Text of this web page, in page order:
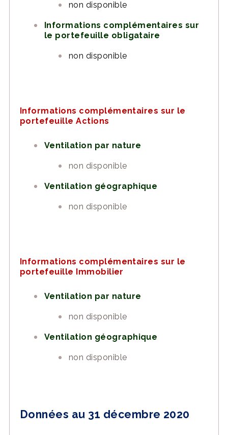
non disponible
Informations complémentaires sur
le portefeuille obligataire
non disponible
Informations complémentaires sur le
portefeuille Actions
Ventilation par nature
non disponible
Ventilation géographique
non disponible
Informations complémentaires sur le
portefeuille Immobilier
Ventilation par nature
non disponible
Ventilation géographique
non disponible
Données au 31 décembre 2020